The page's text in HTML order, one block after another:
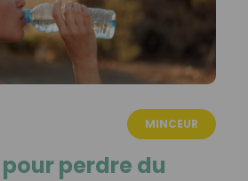
MINCEUR
perdre du